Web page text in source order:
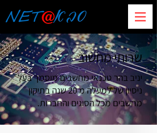
שרותי מחשוב
יניב בהר טכנאי מחשבים מוסמך בעל
ניסיון של למעלה מ 20 שנה בתיקון
מחשבים מכל הסוגים והחברות.